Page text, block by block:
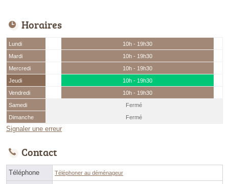
Horaires
Lundi
10h - 19h30
Mardi
10h - 19h30
Mercredi
10h - 19h30
Jeudi
10h - 19h30
Vendredi
10h - 19h30
Samedi
Fermé
Dimanche
Fermé
Signaler une erreur
Contact
Téléphone Téléphoner au déménageur